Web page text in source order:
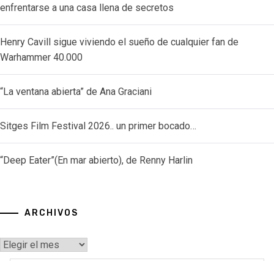
enfrentarse a una casa llena de secretos
Henry Cavill sigue viviendo el sueño de cualquier fan de
Warhammer 40.000
“La ventana abierta” de Ana Graciani
Sitges Film Festival 2026.. un primer bocado…
“Deep Eater”(En mar abierto), de Renny Harlin
ARCHIVOS
Archivos